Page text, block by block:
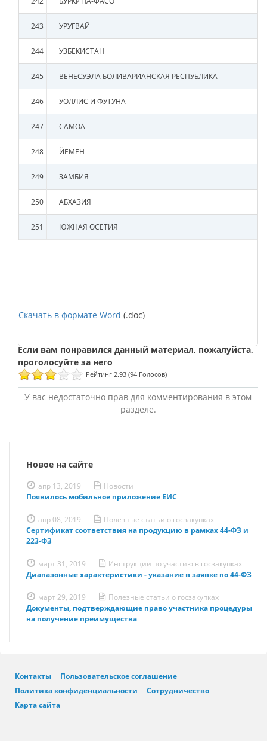
243 УРУГВАЙ
244 УЗБЕКИСТАН
245 ВЕНЕСУЭЛА БОЛИВАРИАНСКАЯ РЕСПУБЛИКА
246 УОЛЛИС И ФУТУНА
247 САМОА
248 ЙЕМЕН
249 ЗАМБИЯ
250 АБХАЗИЯ
251 ЮЖНАЯ ОСЕТИЯ
Скачать в формате Word (.doc)
Рейтинг 2.93 (94 Голосов)
У вас недостаточно прав для комментирования в этом
разделе.
Новое на сайте
апр 13, 2019
Новости
Появилось мобильное приложение ЕИС
апр 08, 2019
Полезные статьи о госзакупках
Сертификат соответствия на продукцию в рамках 44-ФЗ и
223-ФЗ
март 31, 2019
Инструкции по участию в госзакупках
Диапазонные характеристики - указание в заявке по 44-ФЗ
март 29, 2019
Полезные статьи о госзакупках
Документы, подтверждающие право участника процедуры
на получение преимущества
Контакты
Пользовательское соглашение
Политика конфиденциальности
Сотрудничество
Карта сайта